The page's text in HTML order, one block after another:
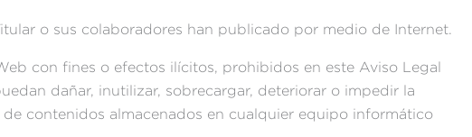
o sus colaboradores han publicado por medio de Internet.
con fines o efectos ilícitos, prohibidos en este Aviso Legal
dañar, inutilizar, sobrecargar, deteriorar o impedir la
contenidos almacenados en cualquier equipo informático